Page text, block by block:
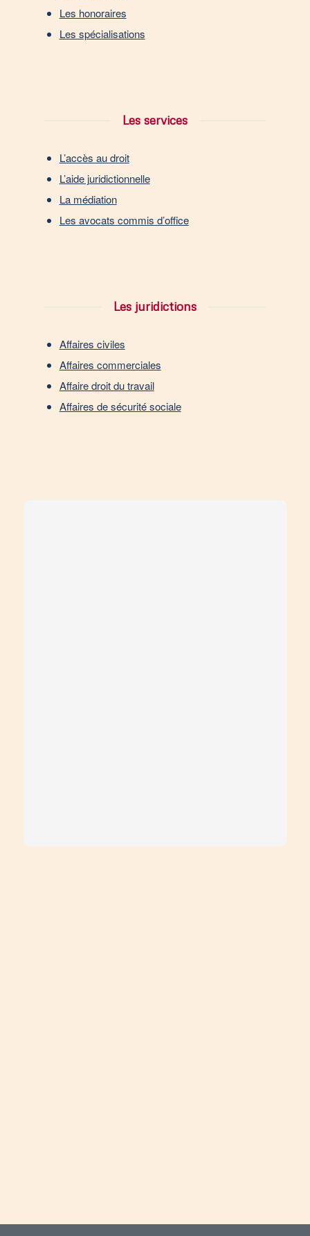
Les honoraires
Les spécialisations
Les services
L’accès au droit
L’aide juridictionnelle
La médiation
Les avocats commis d’office
Les juridictions
Affaires civiles
Affaires commerciales
Affaire droit du travail
Affaires de sécurité sociale